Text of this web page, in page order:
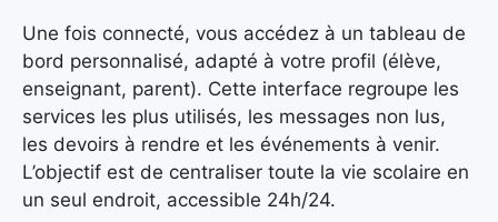
Une fois connecté, vous accédez à un tableau de
bord personnalisé, adapté à votre profil (élève,
enseignant, parent). Cette interface regroupe les
services les plus utilisés, les messages non lus,
les devoirs à rendre et les événements à venir.
L’objectif est de centraliser toute la vie scolaire en
un seul endroit, accessible 24h/24.